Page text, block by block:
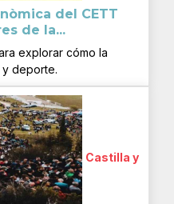
del CETT
de la...
explorar cómo la
y deporte.
Castilla y